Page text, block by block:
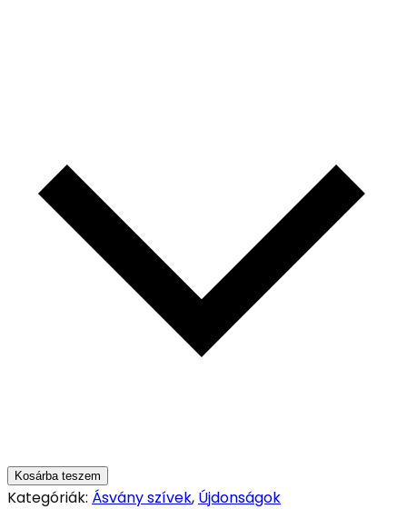
Kosárba teszem
Kategóriák: Ásvány szívek, Újdonságok